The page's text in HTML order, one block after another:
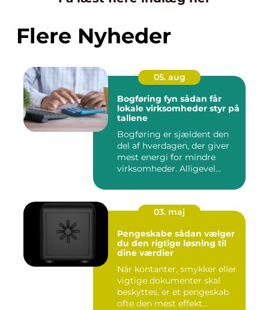
Flere Nyheder
05. aug
Bogføring fyn sådan får
lokale virksomheder styr på
tallene
Bogføring er sjældent den
del af hverdagen, der giver
mest energi for mindre
virksomheder. Alligevel...
03. maj
Pengeskabe sådan vælger
du den rigtige løsning til
dine værdier
Når kontanter, smykker eller
vigtige dokumenter skal
beskyttes, er et pengeskab
ofte den mest effekt...